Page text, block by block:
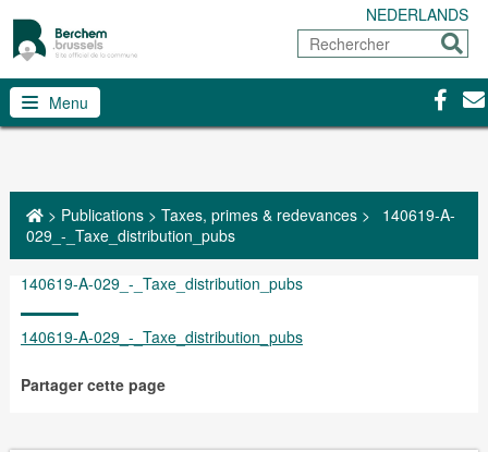
NEDERLANDS
Rechercher
Menu
> Publications> Taxes, primes & redevances>
140619-A-
029_-_Taxe_distribution_pubs
140619-A-029_-_Taxe_distribution_pubs
140619-A-029_-_Taxe_distribution_pubs
Partager cette page